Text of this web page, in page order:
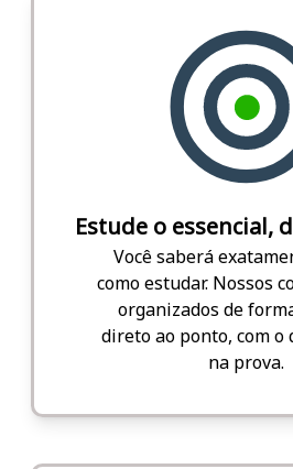
Estude o essencial,
Você saberá
como estudar. Nossos
organizados de
direto ao ponto, com o
na prova.